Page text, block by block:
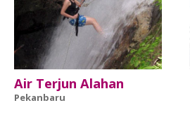
Air Terjun Alahan
Pekanbaru